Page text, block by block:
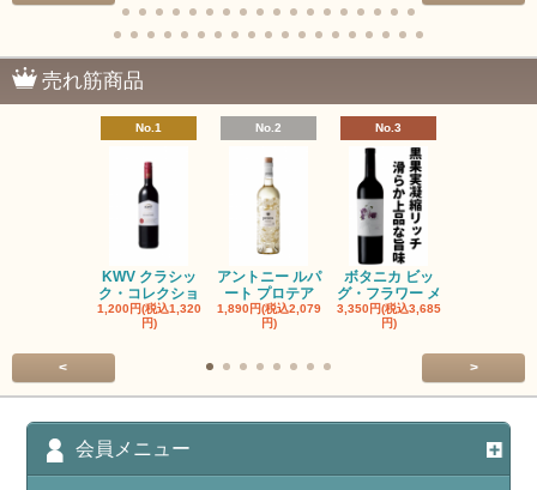
売れ筋商品
No.1
KWV クラシッ
ク・コレクショ
1,200円(税込1,320
円)
No.2
アントニー ルパ
ート プロテア
1,890円(税込2,079
円)
No.3
ボタニカ ビッ
グ・フラワー メ
3,350円(税込3,685
円)
< >
会員メニュー